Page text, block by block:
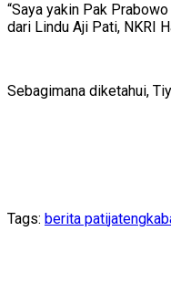
“Saya yakin Pak
dari Lindu Aji Pati, NKRI
Sebagimana diketahui,
Tags: berita patijateng